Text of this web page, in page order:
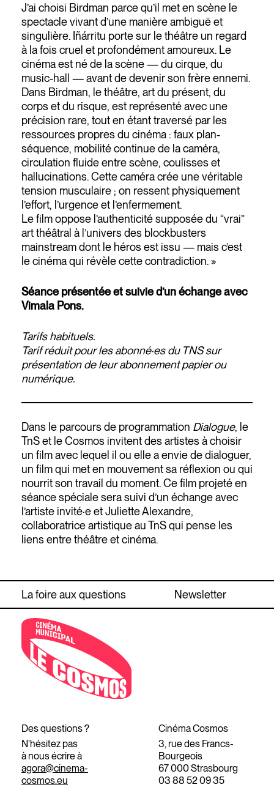
J’ai choisi Birdman parce qu’il met en scène le
spectacle vivant d’une manière ambiguë et
singulière. Iñárritu porte sur le théâtre un regard
à la fois cruel et profondément amoureux. Le
cinéma est né de la scène — du cirque, du
music-hall — avant de devenir son frère ennemi.
Dans Birdman, le théâtre, art du présent, du
corps et du risque, est représenté avec une
précision rare, tout en étant traversé par les
ressources propres du cinéma : faux plan-
séquence, mobilité continue de la caméra,
circulation fluide entre scène, coulisses et
hallucinations. Cette caméra crée une véritable
tension musculaire ; on ressent physiquement
l’effort, l’urgence et l’enfermement.
Le film oppose l’authenticité supposée du “vrai”
art théâtral à l’univers des blockbusters
mainstream dont le héros est issu — mais c’est
le cinéma qui révèle cette contradiction. »
Séance présentée et suivie d’un échange avec
Vimala Pons.
Tarifs habituels.
Tarif réduit pour les abonné·es du TNS sur
présentation de leur abonnement papier ou
numérique.
Dans le parcours de programmation Dialogue, le
TnS et le Cosmos invitent des artistes à choisir
un film avec lequel il ou elle a envie de dialoguer,
un film qui met en mouvement sa réflexion ou qui
nourrit son travail du moment. Ce film projeté en
séance spéciale sera suivi d’un échange avec
l’artiste invité·e et Juliette Alexandre,
collaboratrice artistique au TnS qui pense les
liens entre théâtre et cinéma.
La foire aux questions Newsletter
Des questions ?
N’hésitez pas
à nous écrire à
agora@cinema-
cosmos.eu
Cinéma Cosmos
3, rue des Francs-
Bourgeois
67 000 Strasbourg
03 88 52 09 35